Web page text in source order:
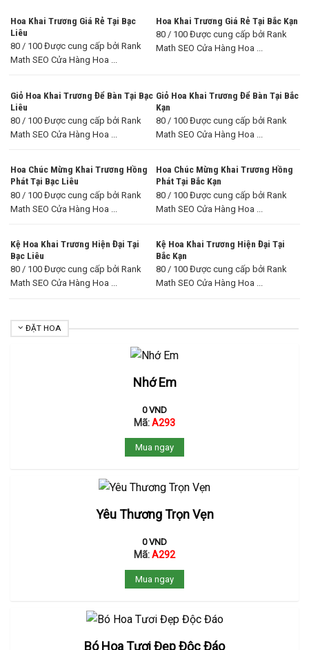
Hoa Khai Trương Giá Rẻ Tại Bạc
Liêu
80 / 100 Được cung cấp bởi Rank
Math SEO Cửa Hàng Hoa ...
Hoa Khai Trương Giá Rẻ Tại Bắc Kạn
80 / 100 Được cung cấp bởi Rank
Math SEO Cửa Hàng Hoa ...
Giỏ Hoa Khai Trương Để Bàn Tại Bạc
Liêu
80 / 100 Được cung cấp bởi Rank
Math SEO Cửa Hàng Hoa ...
Giỏ Hoa Khai Trương Để Bàn Tại Bắc
Kạn
80 / 100 Được cung cấp bởi Rank
Math SEO Cửa Hàng Hoa ...
Hoa Chúc Mừng Khai Trương Hồng
Phát Tại Bạc Liêu
80 / 100 Được cung cấp bởi Rank
Math SEO Cửa Hàng Hoa ...
Hoa Chúc Mừng Khai Trương Hồng
Phát Tại Bắc Kạn
80 / 100 Được cung cấp bởi Rank
Math SEO Cửa Hàng Hoa ...
Kệ Hoa Khai Trương Hiện Đại Tại
Bạc Liêu
80 / 100 Được cung cấp bởi Rank
Math SEO Cửa Hàng Hoa ...
Kệ Hoa Khai Trương Hiện Đại Tại
Bắc Kạn
80 / 100 Được cung cấp bởi Rank
Math SEO Cửa Hàng Hoa ...
ĐẶT HOA
Nhớ Em
0VND
Mã:A293
Mua ngay
Yêu Thương Trọn Vẹn
0VND
Mã:A292
Mua ngay
Bó Hoa Tươi Đẹp Độc Đáo